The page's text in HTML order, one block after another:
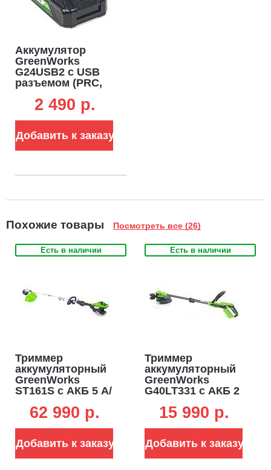
Аккумулятор
GreenWorks
G24USB2 с USB
разъемом (PRC,
2 490 p.
Добавить к заказу
Похожие товары Посмотреть все (26)
Есть в наличии
Триммер
аккумуляторный
GreenWorks
ST161S с АКБ 5 А/
82В, 1.6 кВт, леска
разъем, 5.7 кг)
62 990 p.
Добавить к заказу
Есть в наличии
Триммер
аккумуляторный
GreenWorks
G40LT331 c АКБ 2
40В, леска 1.65
15 990 p.
Добавить к заказу